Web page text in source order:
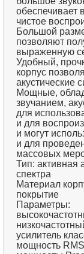
обеспечивает
чистое
Большой
позволяют
выраженную
Удобный,
корпус
акустические
Мощные,
звучанием,
для
и для
и могут
и для
массовых
Тип: активная
спектра
Материал
покрытие
Параметры:
усилитель
мощность